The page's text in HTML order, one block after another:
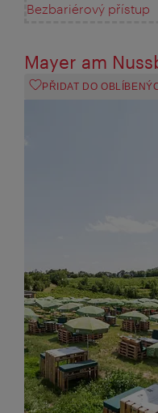
Bezbariérový přístup
Mayer am
PŘIDAT DO